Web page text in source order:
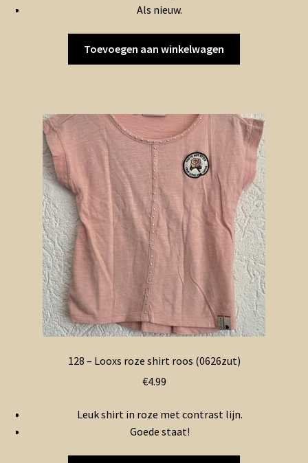
Als nieuw.
Toevoegen aan winkelwagen
128 – Looxs roze shirt roos (0626zut)
€4.99
Leuk shirt in roze met contrast lijn.
Goede staat!